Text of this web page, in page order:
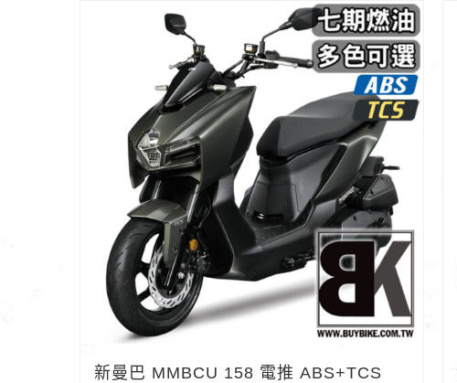
新曼巴 MMBCU 158 電推 ABS+TCS